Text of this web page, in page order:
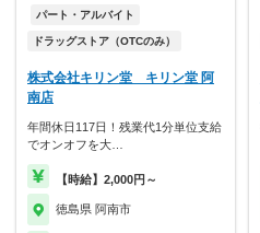
パート・アルバイト
ドラッグストア（OTCのみ）
株式会社キリン堂 キリン堂 阿
南店
年間休日117日！残業代1分単位支給
でオンオフを大…
【時給】2,000円～
徳島県 阿南市